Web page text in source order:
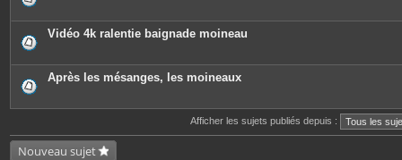
Vidéo 4k ralentie baignade moineau
Après les mésanges, les moineaux
Afficher les sujets publiés depuis :
Nouveau sujet